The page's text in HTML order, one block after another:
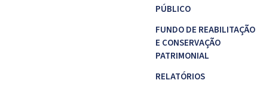
PÚBLICO
FUNDO DE REABILITAÇÃO
E CONSERVAÇÃO
PATRIMONIAL
RELATÓRIOS